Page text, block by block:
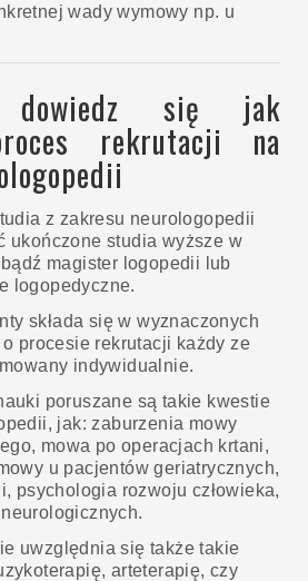
wady wymowy np. u
dowiedz się jak
rekrutacji na
z zakresu neurologopedii
ukończone studia wyższe w
magister logopedii lub
logopedyczne.
składa się w wyznaczonych
o procesie rekrutacji każdy ze
indywidualnie.
poruszane są takie kwestie
jak: zaburzenia mowy
mowa po operacjach krtani,
u pacjentów geriatrycznych,
psychologia rozwoju człowieka,
uwzględnia się także takie
arteterapię, czy